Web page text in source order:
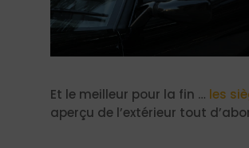
​Et le meilleur pour la fin … les
aperçu de l’extérieur tout